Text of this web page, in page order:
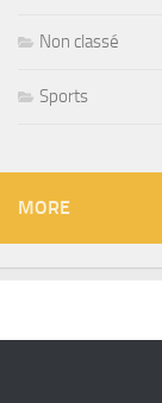
Non classé
Sports
MORE